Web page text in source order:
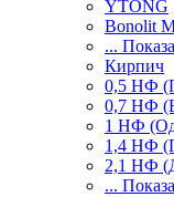
YTONG
Bonolit
...
Кирпич
0,5 НФ
0,7 НФ
1 НФ
1,4 НФ
2,1 НФ
...